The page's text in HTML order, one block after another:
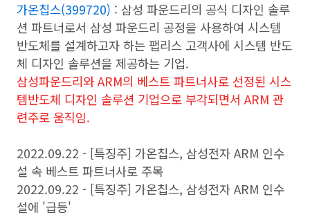
가온칩스(399720) : 삼성 파운드리의 공식 디자인 솔루
션 파트너로서 삼성 파운드리 공정을 사용하여 시스템
반도체를 설계하고자 하는 팹리스 고객사에 시스템 반도
체 디자인 솔루션을 제공하는 기업.
삼성파운드리와 ARM의 베스트 파트너사로 선정된 시스
템반도체 디자인 솔루션 기업으로 부각되면서 ARM 관
련주로 움직임.
2022.09.22 - [특징주] 가온칩스, 삼성전자 ARM 인수
설 속 베스트 파트너사로 주목
2022.09.22 - [특징주] 가온칩스, 삼성전자 ARM 인수
설에 '급등'